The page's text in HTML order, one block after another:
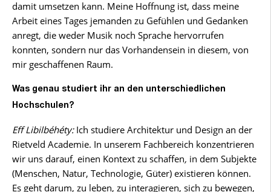
damit umsetzen kann. Meine Hoffnung ist, dass meine
Arbeit eines Tages jemanden zu Gefühlen und Gedanken
anregt, die weder Musik noch Sprache hervorrufen
konnten, sondern nur das Vorhandensein in diesem, von
mir geschaffenen Raum.
Was genau studiert ihr an den unterschiedlichen
Hochschulen?
Eff Libilbéhéty:Ich studiere Architektur und Design an der
Rietveld Academie. In unserem Fachbereich konzentrieren
wir uns darauf, einen Kontext zu schaffen, in dem Subjekte
(Menschen, Natur, Technologie, Güter) existieren können.
Es geht darum, zu leben, zu interagieren, sich zu bewegen,